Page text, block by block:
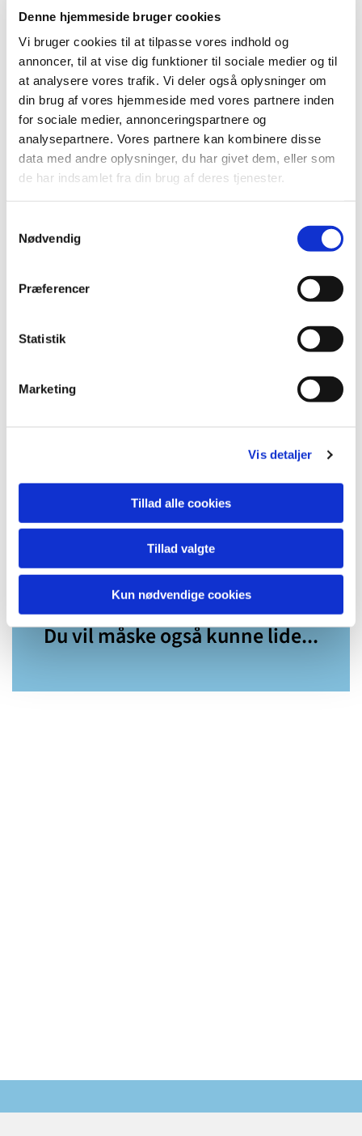
Denne hjemmeside bruger cookies
Vi bruger cookies til at tilpasse vores indhold og
annoncer, til at vise dig funktioner til sociale medier og til
at analysere vores trafik. Vi deler også oplysninger om
din brug af vores hjemmeside med vores partnere inden
for sociale medier, annonceringspartnere og
analysepartnere. Vores partnere kan kombinere disse
data med andre oplysninger, du har givet dem, eller som
de har indsamlet fra din brug af deres tjenester.
Nødvendig
Præferencer
Statistik
Marketing
Vis detaljer
Tillad alle cookies
Tillad valgte
Kun nødvendige cookies
Vi synger primært fra Højskolesangbogen og undervejs er
der kaffe, the kage og hyggesnak.
Vi skal ikke indstudere stemmer og ikke optræde for
nogen. Vi synger simpelthen med hvert vores næb, og alle
kan være med - også hvis du blev sendt uden for døren i
musiktimerne i skolen.
Tove kan godt lide at udfordre lidt og lære gode tricks fra
sig, så man pludselig kan synge de høje toner lidt bedre
"Det er bare vanedannende!" siger flere af sangeren med
Du vil måske også kunne lide...